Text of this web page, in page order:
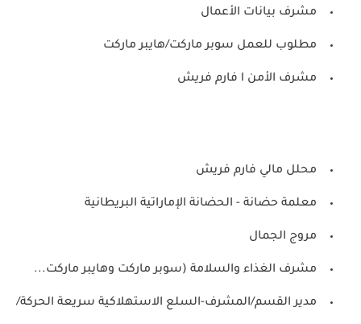
مشرف بيانات الأعمال
مطلوب للعمل سوبر ماركت/هايبر ماركت
مشرف الأمن l فارم فريش
محلل مالي فارم فريش
معلمة حضانة - الحضانة الإماراتية البريطانية
مروج الجمال
مشرف الغذاء والسلامة (سوبر ماركت وهايبر ماركت...
مدير القسم/المشرف-السلع الاستهلاكية سريعة الحركة/